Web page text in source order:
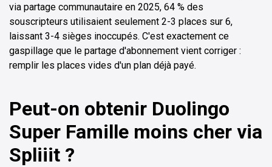
via partage communautaire en 2025, 64 % des
souscripteurs utilisaient seulement 2-3 places sur 6,
laissant 3-4 sièges inoccupés. C'est exactement ce
gaspillage que le partage d'abonnement vient corriger :
remplir les places vides d'un plan déjà payé.
Peut-on obtenir Duolingo
Super Famille moins cher via
Spliiit ?